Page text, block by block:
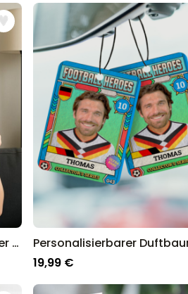
Aperol
Glas mit Name
über 19.400
mal gekauft
€
Personalisierbar
Handtuch
mit Text
über 1.900
mal gekauft
€
Schürze
mit Gesicht
€
Personalisierbares Poster 90er Party mit Fotos und Text
19,99 €